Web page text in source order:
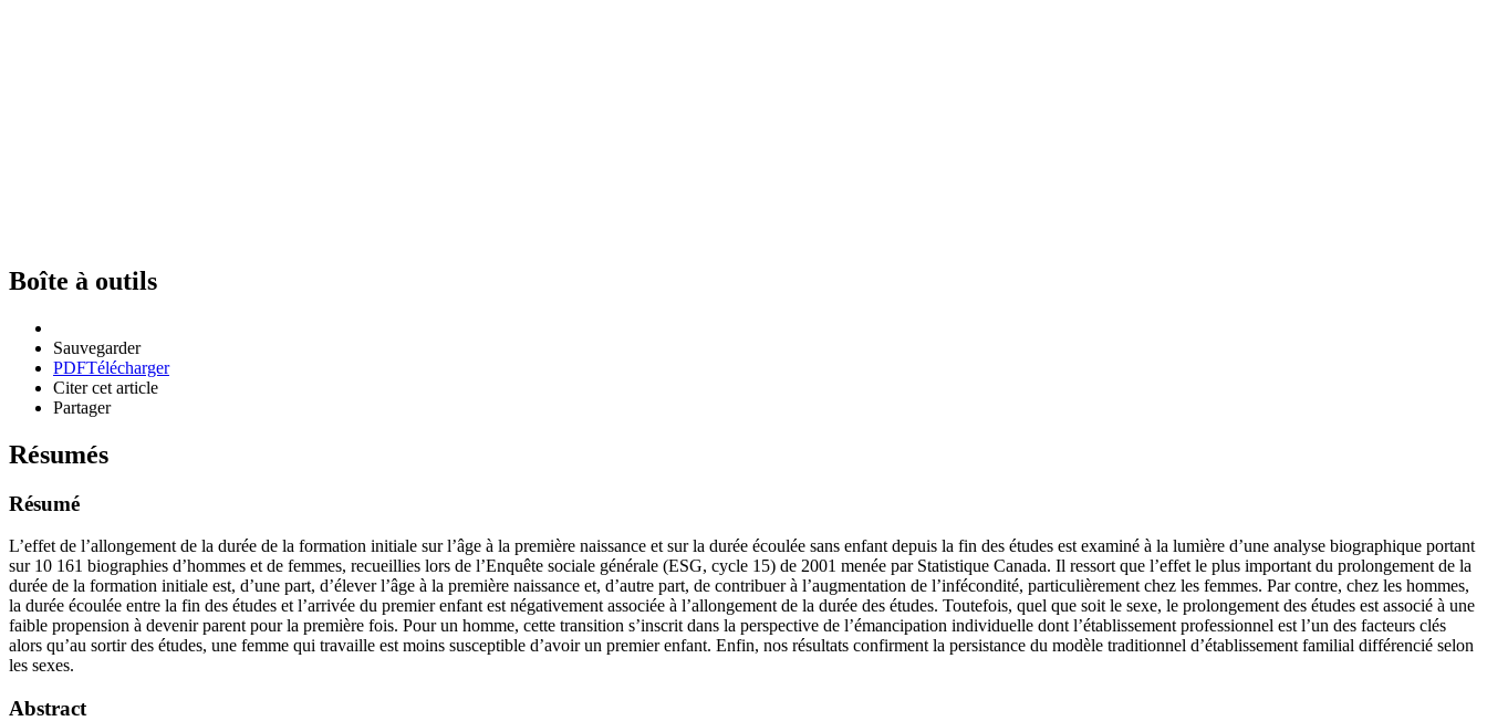
Boîte à outils
Sauvegarder
PDFTélécharger
Citer cet article
Partager
Résumés
Résumé
L’effet de l’allongement de la durée de la formation initiale sur l’âge à la première naissance et sur la durée écoulée sans enfant depuis la fin des études est examiné à la lumière d’une analyse biographique portant
sur 10 161 biographies d’hommes et de femmes, recueillies lors de ­l’Enquête sociale générale (ESG, cycle 15) de 2001 menée par Statistique Canada. Il ressort que l’effet le plus important du prolongement de la
durée de la formation initiale est, d’une part, d’élever l’âge à la première naissance et, d’autre part, de contribuer à l’augmentation de l’infécondité, particulièrement chez les femmes. Par contre, chez les hommes,
la durée écoulée entre la fin des études et l’arrivée du premier enfant est négativement associée à l’allongement de la durée des études. Toutefois, quel que soit le sexe, le prolongement des études est associé à une
faible propension à devenir parent pour la première fois. Pour un homme, cette transition s’ins­crit dans la perspective de l’émancipation individuelle dont l’établissement professionnel est l’un des facteurs clés
alors qu’au sortir des études, une femme qui travaille est moins susceptible d’avoir un premier enfant. Enfin, nos résultats confirment la persistance du modèle traditionnel d’établissement familial différencié selon
les sexes.
Abstract